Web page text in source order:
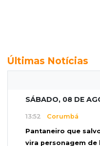
Últimas Notícias
SÁBADO, 08 DE
13:52 Corumbá
Pantaneiro que
vira personagem de